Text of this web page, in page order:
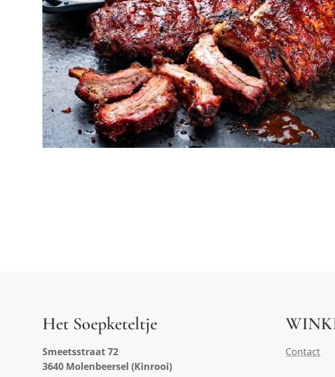
Het Soepketeltje
Smeetsstraat 72
3640 Molenbeersel (Kinrooi)
Contact